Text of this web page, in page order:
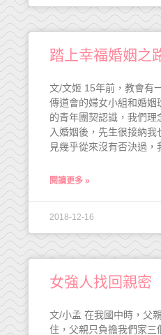
踏上幸福婚姻之
文/文姬 15年前，教會有
傳道會的婦女小組和婚姻
的青年團契認識，我們
入婚姻後，先生很接納
見幾乎從來沒有否決過，
閱讀更多 »
2018-12-16
女強人找回親密
文/小孟 在我國中時，父
住，父親只負擔我們家三